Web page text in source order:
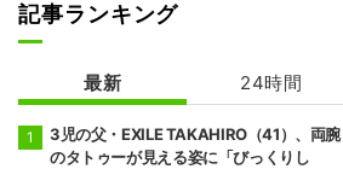
記事ランキング
最新 24時間
3児の父・EXILE TAKAHIRO（41）、両腕
のタトゥーが見える姿に「びっくりし